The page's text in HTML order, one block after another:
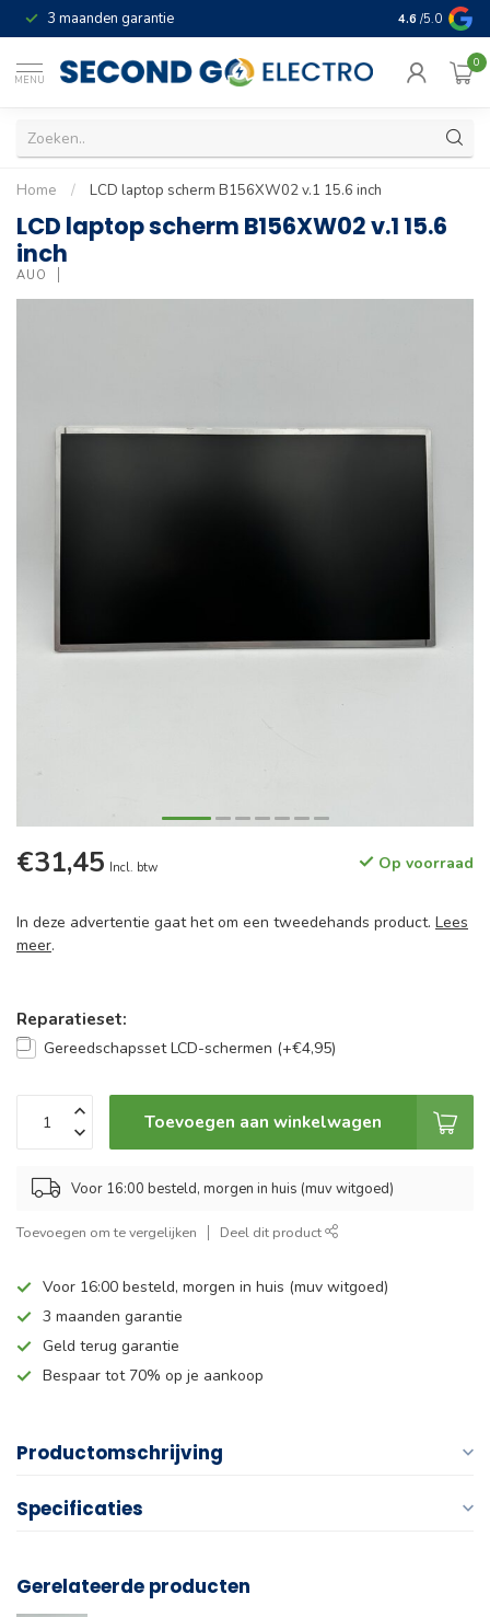
3 maanden garantie Geld terug
4.6 /5.0
MENU
0
Home / LCD laptop scherm B156XW02 v.1 15.6 inch
LCD laptop scherm B156XW02 v.1 15.6
inch
AUO
€31,45 Incl. btw Op voorraad
In deze advertentie gaat het om een tweedehands product. Lees
meer.
Reparatieset:
Gereedschapsset LCD-schermen (+€4,95)
Toevoegen aan winkelwagen
Voor 16:00 besteld, morgen in huis (muv witgoed)
Toevoegen om te vergelijken Deel dit product
Voor 16:00 besteld, morgen in huis (muv witgoed)
3 maanden garantie
Geld terug garantie
Bespaar tot 70% op je aankoop
Productomschrijving
Specificaties
Gerelateerde producten